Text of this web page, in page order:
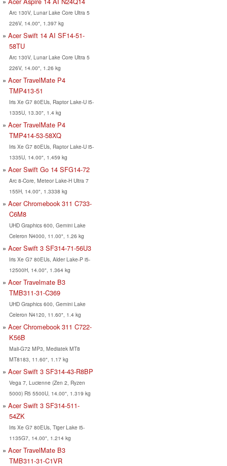
Arc 130V, Lunar Lake Core Ultra 5
226V, 14.00", 1.397 kg
Acer Swift 14 AI SF14-51-
58TU
Arc 130V, Lunar Lake Core Ultra 5
226V, 14.00", 1.26 kg
Acer TravelMate P4
TMP413-51
Iris Xe G7 80EUs, Raptor Lake-U i5-
1335U, 13.30", 1.4 kg
Acer TravelMate P4
TMP414-53-58XQ
Iris Xe G7 80EUs, Raptor Lake-U i5-
1335U, 14.00", 1.459 kg
Acer Swift Go 14 SFG14-72
Arc 8-Core, Meteor Lake-H Ultra 7
155H, 14.00", 1.3338 kg
Acer Chromebook 311 C733-
C6M8
UHD Graphics 600, Gemini Lake
Celeron N4000, 11.00", 1.26 kg
Acer Swift 3 SF314-71-56U3
Iris Xe G7 80EUs, Alder Lake-P i5-
12500H, 14.00", 1.364 kg
Acer Travelmate B3
TMB311-31-C369
UHD Graphics 600, Gemini Lake
Celeron N4120, 11.60", 1.4 kg
Acer Chromebook 311 C722-
K56B
Mali-G72 MP3, Mediatek MT8
MT8183, 11.60", 1.17 kg
Acer Swift 3 SF314-43-R8BP
Vega 7, Lucienne (Zen 2, Ryzen
5000) R5 5500U, 14.00", 1.319 kg
Acer Swift 3 SF314-511-
54ZK
Iris Xe G7 80EUs, Tiger Lake i5-
1135G7, 14.00", 1.214 kg
Acer TravelMate B3
TMB311-31-C1VR